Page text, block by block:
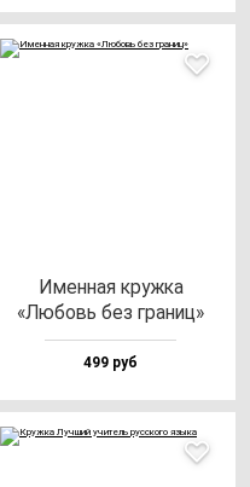
Имен­ная круж­ка
«Любовь без гра­ниц»
499 руб